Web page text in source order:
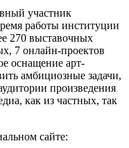
участник
работы институции
270 выставочных
7 онлайн-проектов
оснащение арт-
амбициозные задачи,
произведения
как из частных, так
сайте: